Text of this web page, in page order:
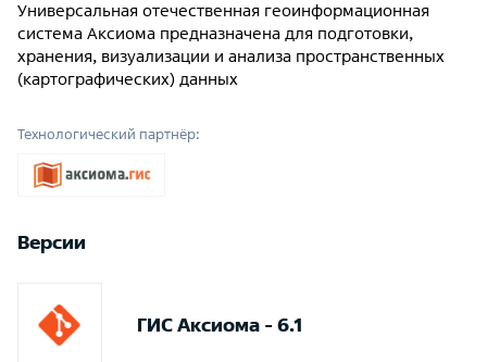
Универсальная отечественная геоинформационная
система Аксиома предназначена для подготовки,
хранения, визуализации и анализа пространственных
(картографических) данных
Технологический партнёр:
Версии
ГИС Аксиома - 6.1